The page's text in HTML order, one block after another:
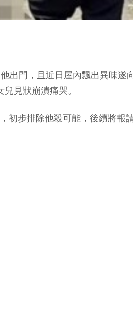
門，且近日屋內飄出異味遂
見狀崩潰痛哭。
步排除他殺可能，後續將報